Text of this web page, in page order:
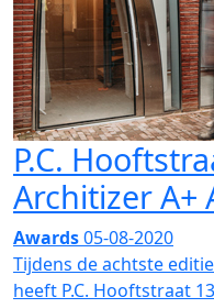
P.C.
Architizer A+
Awards05-08-2020
Tijdens de achtste
heeft P.C. Hooftstraat